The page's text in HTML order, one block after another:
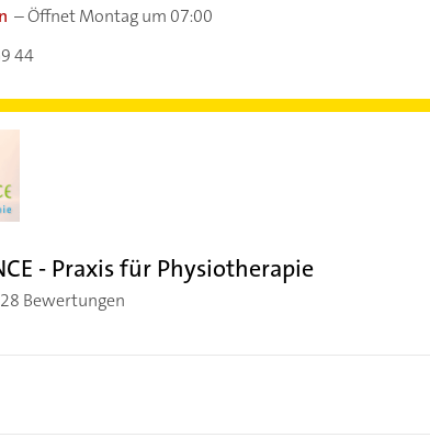
–Öffnet Montag um 07:00
44
- Praxis für Physiotherapie
Bewertungen